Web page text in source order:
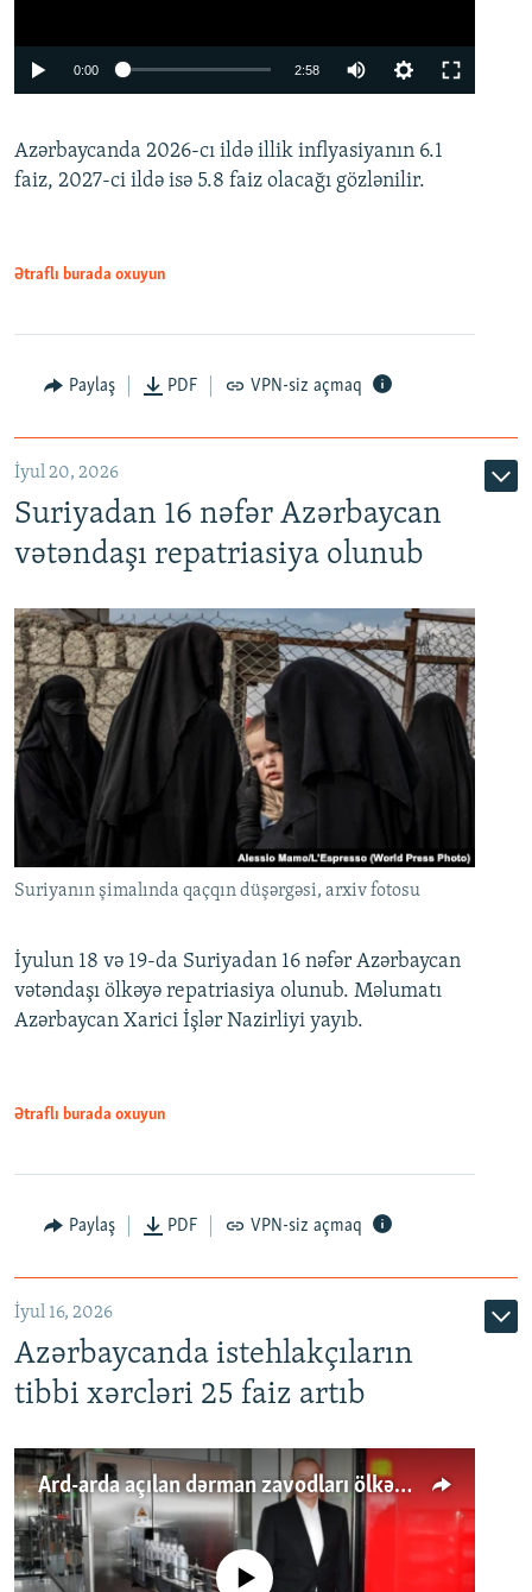
Auto
0:00 2:58
360p
480p
Azərbaycanda 2026-cı ildə illik inflyasiyanın 6.1
faiz, 2027-ci ildə isə 5.8 faiz olacağı gözlənilir.
Ətraflı burada oxuyun
Paylaş PDF VPN-siz açmaq
İyul 20, 2026
Suriyadan 16 nəfər Azərbaycan
vətəndaşı repatriasiya olunub
Suriyanın şimalında qaçqın düşərgəsi, arxiv fotosu
İyulun 18 və 19-da Suriyadan 16 nəfər Azərbaycan
vətəndaşı ölkəyə repatriasiya olunub. Məlumatı
Azərbaycan Xarici İşlər Nazirliyi yayıb.
Ətraflı burada oxuyun
Paylaş PDF VPN-siz açmaq
İyul 16, 2026
Azərbaycanda istehlakçıların
tibbi xərcləri 25 faiz artıb
Ard-arda açılan dərman zavodları ölkənin tələbatını ödəyirmi?
No media source currently available